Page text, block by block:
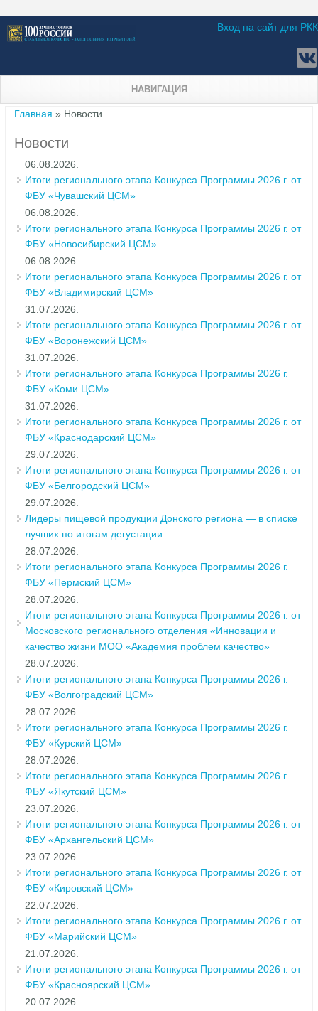
Вход на сайт для РКК
НАВИГАЦИЯ
Вы здесь
Главная » Новости
Новости
06.08.2026.
Итоги регионального этапа Конкурса Программы 2026 г. от
ФБУ «Чувашский ЦСМ»
06.08.2026.
Итоги регионального этапа Конкурса Программы 2026 г. от
ФБУ «Новосибирский ЦСМ»
06.08.2026.
Итоги регионального этапа Конкурса Программы 2026 г. от
ФБУ «Владимирский ЦСМ»
31.07.2026.
Итоги регионального этапа Конкурса Программы 2026 г. от
ФБУ «Воронежский ЦСМ»
31.07.2026.
Итоги регионального этапа Конкурса Программы 2026 г.
ФБУ «Коми ЦСМ»
31.07.2026.
Итоги регионального этапа Конкурса Программы 2026 г. от
ФБУ «Краснодарский ЦСМ»
29.07.2026.
Итоги регионального этапа Конкурса Программы 2026 г. от
ФБУ «Белгородский ЦСМ»
29.07.2026.
Лидеры пищевой продукции Донского региона — в списке
лучших по итогам дегустации.
28.07.2026.
Итоги регионального этапа Конкурса Программы 2026 г.
ФБУ «Пермский ЦСМ»
28.07.2026.
Итоги регионального этапа Конкурса Программы 2026 г. от
Московского регионального отделения «Инновации и
качество жизни МОО «Академия проблем качество»
28.07.2026.
Итоги регионального этапа Конкурса Программы 2026 г.
ФБУ «Волгоградский ЦСМ»
28.07.2026.
Итоги регионального этапа Конкурса Программы 2026 г.
ФБУ «Курский ЦСМ»
28.07.2026.
Итоги регионального этапа Конкурса Программы 2026 г.
ФБУ «Якутский ЦСМ»
23.07.2026.
Итоги регионального этапа Конкурса Программы 2026 г. от
ФБУ «Архангельский ЦСМ»
23.07.2026.
Итоги регионального этапа Конкурса Программы 2026 г. от
ФБУ «Кировский ЦСМ»
22.07.2026.
Итоги регионального этапа Конкурса Программы 2026 г. от
ФБУ «Марийский ЦСМ»
21.07.2026.
Итоги регионального этапа Конкурса Программы 2026 г. от
ФБУ «Красноярский ЦСМ»
20.07.2026.